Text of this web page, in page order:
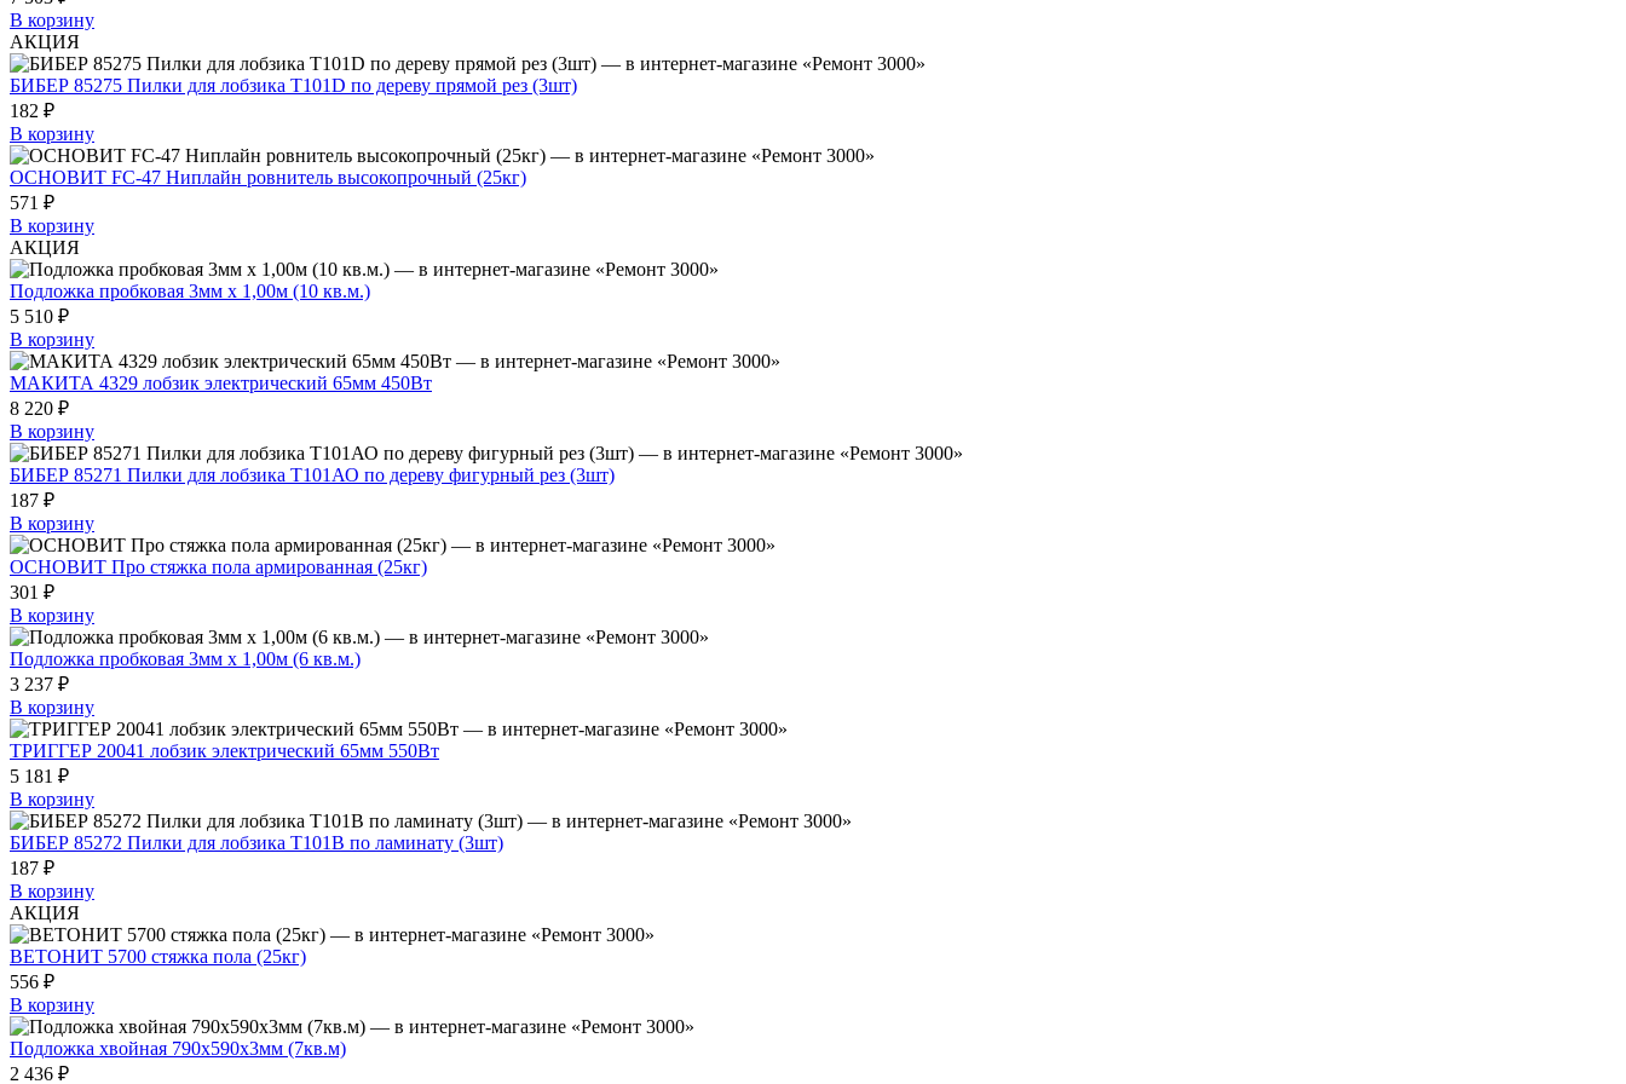
В корзину
АКЦИЯ
БИБЕР 85275 Пилки для лобзика T101D по дереву прямой рез (3шт)
182 ₽
В корзину
ОСНОВИТ FC-47 Ниплайн ровнитель высокопрочный (25кг)
571 ₽
В корзину
АКЦИЯ
Подложка пробковая 3мм х 1,00м (10 кв.м.)
5 510 ₽
В корзину
МАКИТА 4329 лобзик электрический 65мм 450Вт
8 220 ₽
В корзину
БИБЕР 85271 Пилки для лобзика T101АО по дереву фигурный рез (3шт)
187 ₽
В корзину
ОСНОВИТ Про стяжка пола армированная (25кг)
301 ₽
В корзину
Подложка пробковая 3мм х 1,00м (6 кв.м.)
3 237 ₽
В корзину
ТРИГГЕР 20041 лобзик электрический 65мм 550Вт
5 181 ₽
В корзину
БИБЕР 85272 Пилки для лобзика T101B по ламинату (3шт)
187 ₽
В корзину
АКЦИЯ
ВЕТОНИТ 5700 стяжка пола (25кг)
556 ₽
В корзину
Подложка хвойная 790х590х3мм (7кв.м)
2 436 ₽